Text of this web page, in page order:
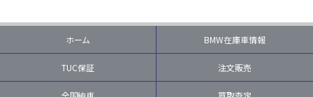
ホーム BMW在庫車情報
TUC保証 注文販売